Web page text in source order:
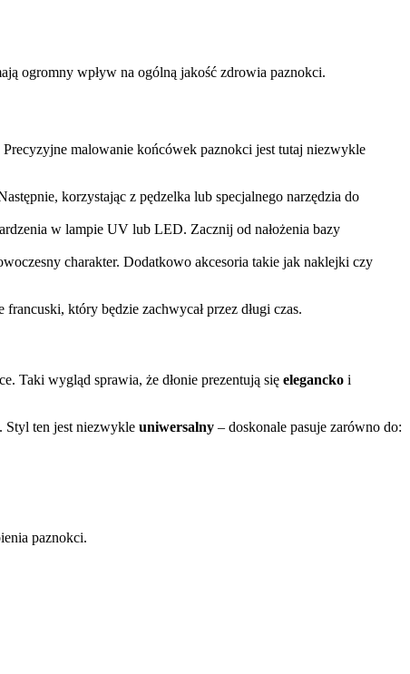
ogromny wpływ na ogólną jakość zdrowia paznokci.
malowanie końcówek paznokci jest tutaj niezwykle
korzystając z pędzelka lub specjalnego narzędzia do
w lampie UV lub LED. Zacznij od nałożenia bazy
charakter. Dodatkowo akcesoria takie jak naklejki czy
który będzie zachwycał przez długi czas.
Taki wygląd sprawia, że dłonie prezentują się elegancko i
Styl ten jest niezwykle uniwersalny – doskonale pasuje zarówno do:
paznokci.